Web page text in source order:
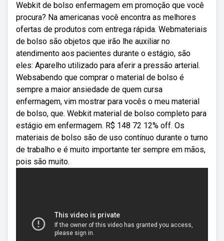
Webkit de bolso enfermagem em promoção que você
procura? Na americanas você encontra as melhores
ofertas de produtos com entrega rápida. Webmateriais
de bolso são objetos que irão lhe auxiliar no
atendimento aos pacientes durante o estágio, são
eles: Aparelho utilizado para aferir a pressão arterial.
Websabendo que comprar o material de bolso é
sempre a maior ansiedade de quem cursa
enfermagem, vim mostrar para vocês o meu material
de bolso, que. Webkit material de bolso completo para
estágio em enfermagem. R$ 148 72 12% off. Os
materiais de bolso são de uso contínuo durante o turno
de trabalho e é muito importante ter sempre em mãos,
pois são muito.